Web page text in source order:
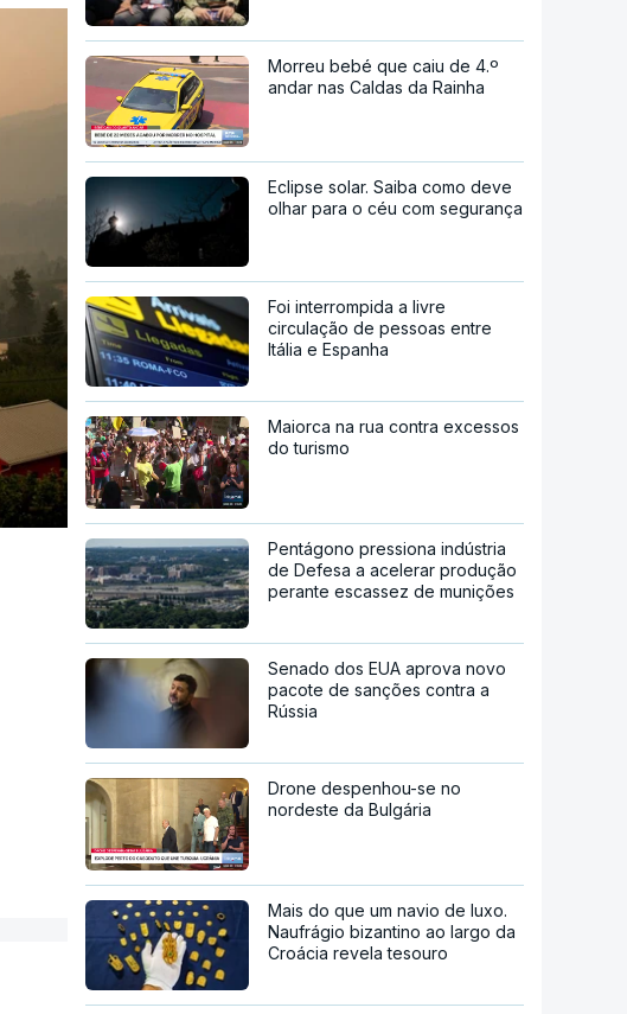
Morreu bebé que caiu de 4.º
andar nas Caldas da Rainha
Eclipse solar. Saiba como deve
olhar para o céu com segurança
Foi interrompida a livre
circulação de pessoas entre
Itália e Espanha
Maiorca na rua contra excessos
do turismo
Pentágono pressiona indústria
de Defesa a acelerar produção
perante escassez de munições
Senado dos EUA aprova novo
pacote de sanções contra a
Rússia
Drone despenhou-se no
nordeste da Bulgária
Mais do que um navio de luxo.
Naufrágio bizantino ao largo da
Croácia revela tesouro